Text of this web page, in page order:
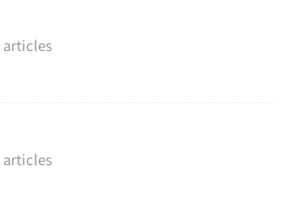
articles
articles